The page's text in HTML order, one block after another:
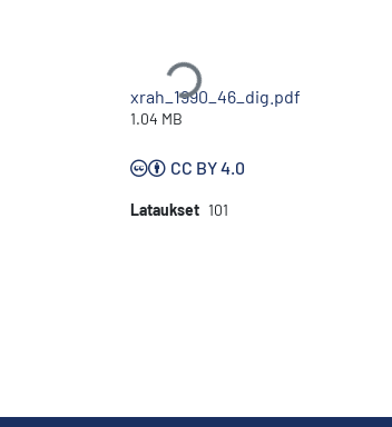
Ladataan...
xrah_1990_46_dig.pdf
1.04 MB
CC BY 4.0
Lataukset 101